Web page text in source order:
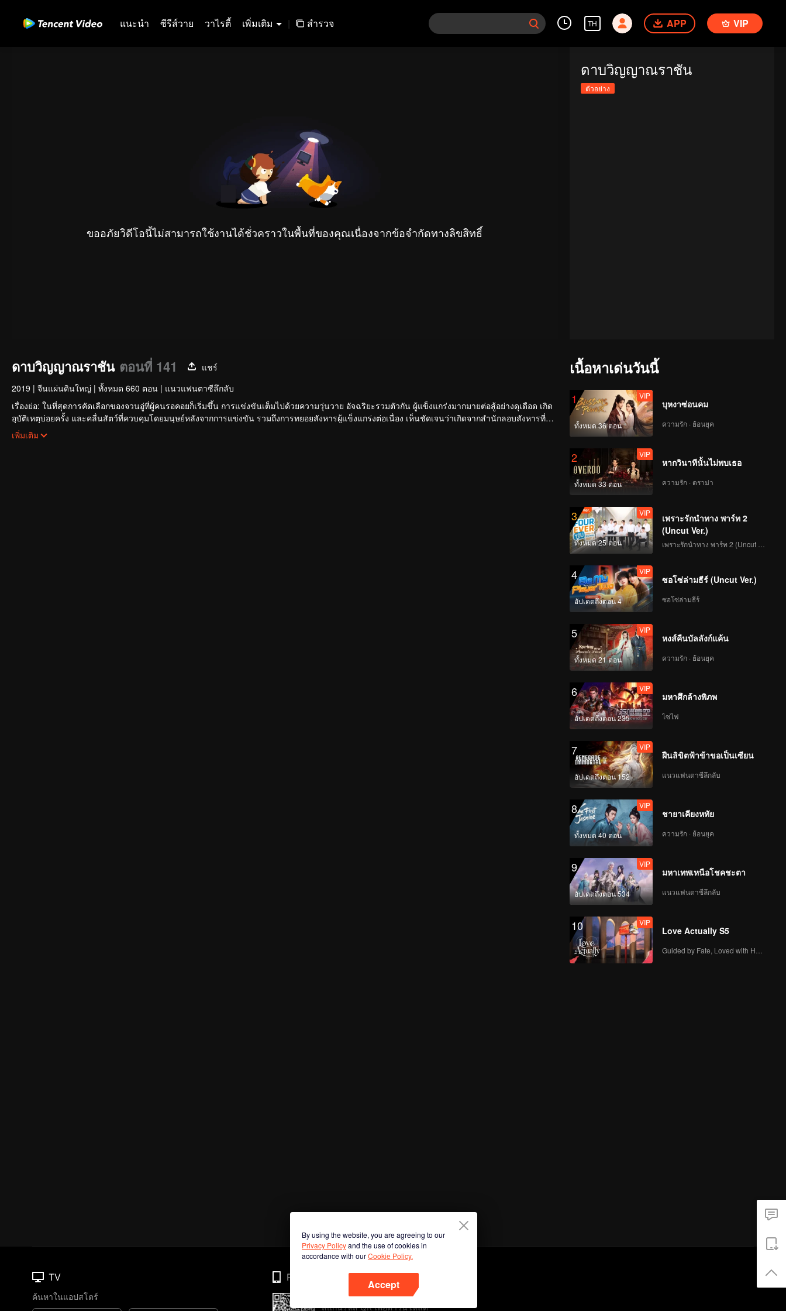
แนะนำ ซีรีส์วาย วาไรตี้ เพิ่มเติม | สำรวจ TH APP VIP
ขออภัยวิดีโอนี้ไม่สามารถใช้งานได้ชั่วคราวในพื้นที่ของคุณเนื่องจากข้อจำกัดทางลิขสิทธิ์
ดาบวิญญาณราชัน
ตัวอย่าง
ดาบวิญญาณราชัน ตอนที่ 141
แชร์
2019 | จีนแผ่นดินใหญ่ | ทั้งหมด 660 ตอน | แนวแฟนตาซีลึกลับ
เรื่องย่อ: ในที่สุดการคัดเลือกของจวนอู่ที่ผู้คนรอคอยก็เริ่มขึ้น การแข่งขันเต็มไปด้วยความวุ่นวาย อัจฉริยะรวมตัวกัน ผู้แข็งแกร่งมากมายต่อสู้อย่างดุเดือด เกิด
อุบัติเหตุบ่อยครั้ง และคลื่นสัตว์ที่ควบคุมโดยมนุษย์หลังจากการแข่งขัน รวมถึงการทยอยสังหารผู้แข็งแกร่งต่อเนื่อง เห็นชัดเจนว่าเกิดจากสำนักลอบสังหารที่
ใหญ่โตและลึกลับ นั่นคือ สำนักเทียนเหยี่ยน มาดูกันว่าฉู่สิงอวิ๋นจะแหวกโค่นดงหนามท่ามกลางการลอบสังหารที่ไม่อาจคาดเดานี้ได้อย่างไร
เพิ่มเติม
เนื้อหาเด่นวันนี้
1
ทั้งหมด 36 ตอน
VIP
บุหงาซ่อนคม
ความรัก · ย้อนยุค
2
ทั้งหมด 33 ตอน
VIP
หากวินาทีนั้นไม่พบเธอ
ความรัก · ดราม่า
3
ทั้งหมด 25 ตอน
VIP
เพราะรักนำทาง พาร์ท 2
(Uncut Ver.)
4
อัปเดตถึงตอน 4
VIP
ซอโซ่ล่ามธีร์ (Uncut Ver.)
ซอโซ่ล่ามธีร์
5
ทั้งหมด 21 ตอน
VIP
หงส์คืนบัลลังก์แค้น
ความรัก · ย้อนยุค
6
อัปเดตถึงตอน 235
VIP
มหาศึกล้างพิภพ
ไซไฟ
7
อัปเดตถึงตอน 152
VIP
ฝืนลิขิตฟ้าข้าขอเป็นเซียน
แนวแฟนตาซีลึกลับ
8
ทั้งหมด 40 ตอน
VIP
ชายาเคียงหทัย
ความรัก · ย้อนยุค
9
อัปเดตถึงตอน 534
VIP
มหาเทพเหนือโชคชะตา
แนวแฟนตาซีลึกลับ
10 VIP
Love Actually S5
By using the website, you are agreeing to our
Privacy Policyand the use of cookies in
accordance with ourCookie Policy.
Accept
TV
ค้นหาในแอปสโตร์
Phone
สแกนรหัส QR เพื่อดาวน์โหลด